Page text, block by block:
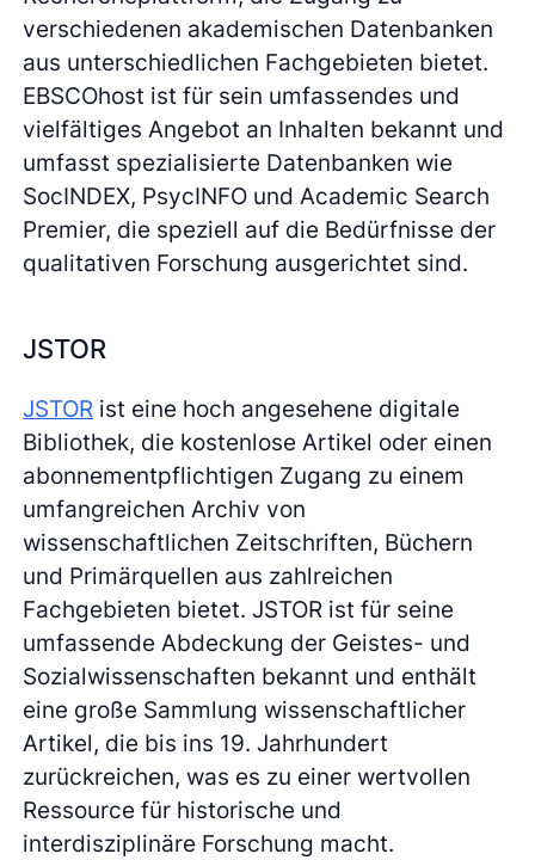
verschiedenen akademischen Datenbanken
aus unterschiedlichen Fachgebieten bietet.
EBSCOhost ist für sein umfassendes und
vielfältiges Angebot an Inhalten bekannt und
umfasst spezialisierte Datenbanken wie
SocINDEX, PsycINFO und Academic Search
Premier, die speziell auf die Bedürfnisse der
qualitativen Forschung ausgerichtet sind.
JSTOR
JSTOR ist eine hoch angesehene digitale
Bibliothek, die kostenlose Artikel oder einen
abonnementpflichtigen Zugang zu einem
umfangreichen Archiv von
wissenschaftlichen Zeitschriften, Büchern
und Primärquellen aus zahlreichen
Fachgebieten bietet. JSTOR ist für seine
umfassende Abdeckung der Geistes- und
Sozialwissenschaften bekannt und enthält
eine große Sammlung wissenschaftlicher
Artikel, die bis ins 19. Jahrhundert
zurückreichen, was es zu einer wertvollen
Ressource für historische und
interdisziplinäre Forschung macht.